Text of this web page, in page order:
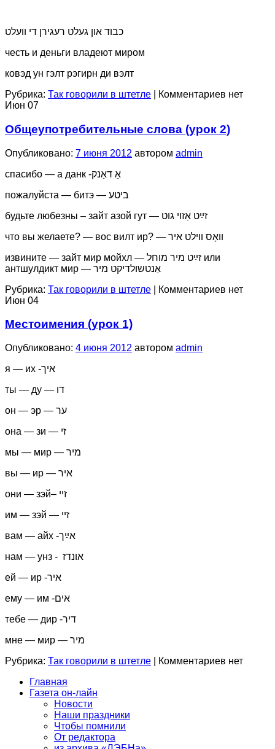
כבוד און געלט רעגירן די וועלט
честь и деньги владеют миром
ковэд ун гэлт рэгирн ди вэлт
Рубрика: Так говорили в штетле
Комментариев нет
Июн 07
Общеупотребительные слова (урок 2)
Опубликовано: 7 июня 2012 автором admin
спасибо — а данк -אַ דאַנק
пожалуйста — битэ — ביטע
будьте любезны – зайт азой гут — זײַט אַזױ גוט
что вы желаете? — вос вилт ир? — װאָס װילט איר
извините — зайт мир мойхл — זײַט מיר מוחל или
антшулдикт мир — אַנטשולדיקט מיר
Рубрика: Так говорили в штетле
Комментариев нет
Июн 04
Местоимения (урок 1)
Опубликовано: 4 июня 2012 автором admin
я — их -איך
ты — ду — דו
он — эр — ער
она — зи — זי
мы — мир — מיר
вы — ир — איר
они — зэй– זיי
им — зэй — זיי
вам — айх -אײַך
нам — унз - אונדז
ей — ир -איר
ему — им -אים
тебе — дир -דיר
мне — мир — מיר
Рубрика: Так говорили в штетле
Комментариев нет
Главная
Газета он-лайн
Новости
Наши праздники
Чтобы помнили
От редактора